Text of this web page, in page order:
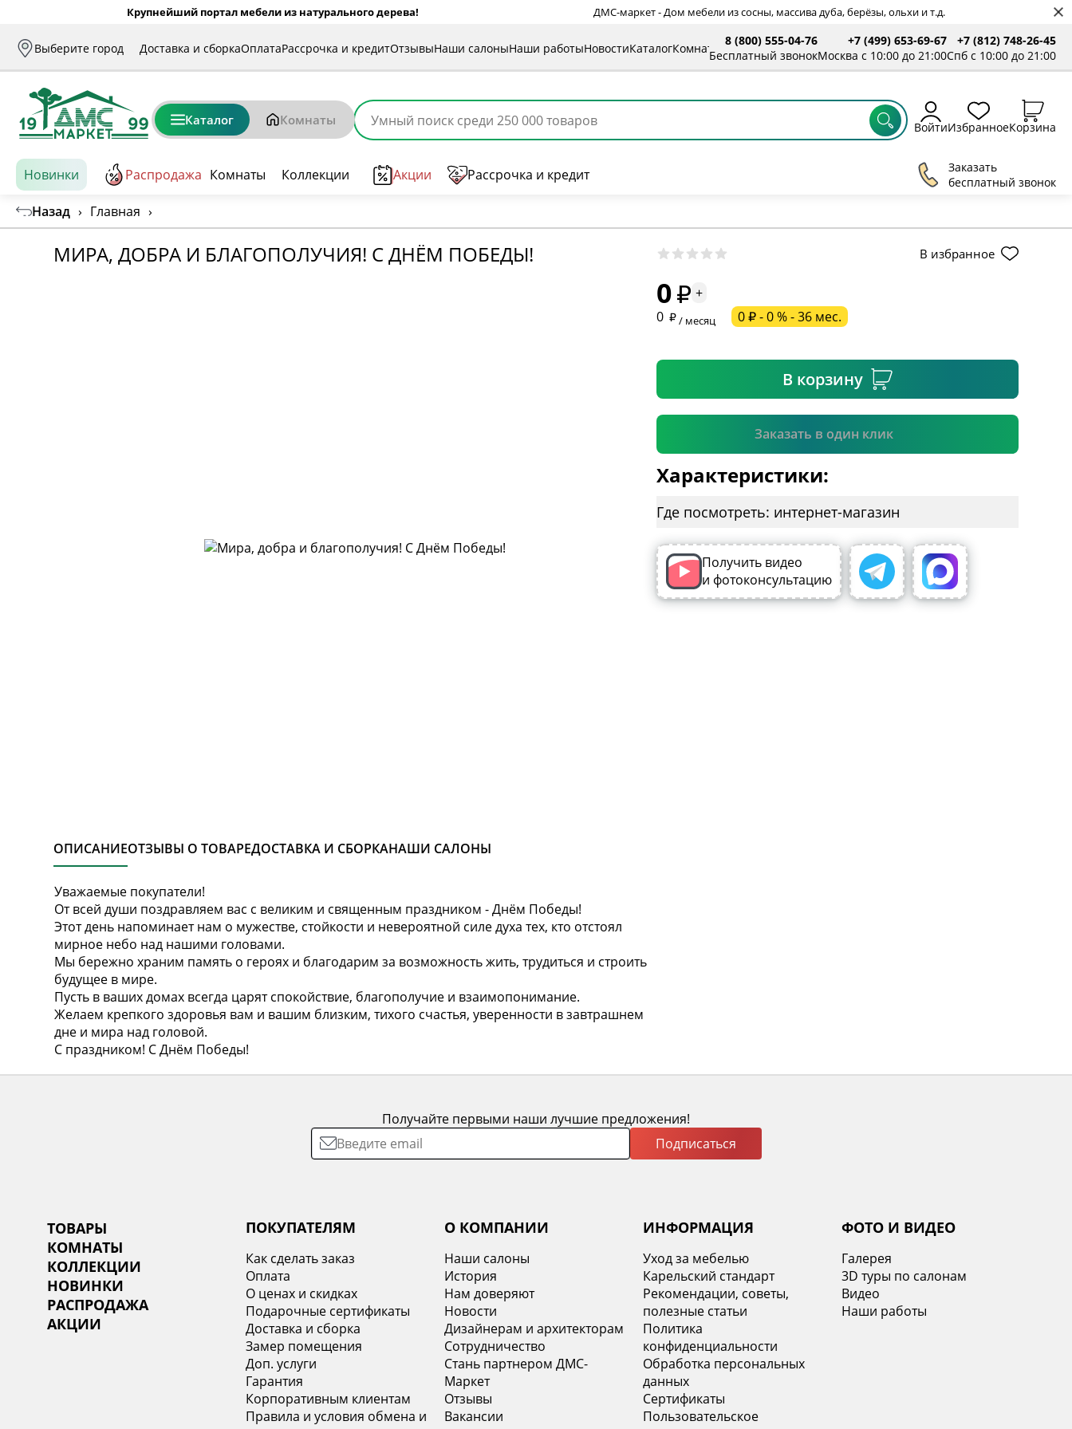
Крупнейший портал мебели из натурального дерева! ДМС-маркет - Дом мебели из сосны, массива дуба, берёзы, ольхи и т.д.
Выберите город Доставка и сборкаОплатаРассрочка и кредитОтзывыНаши салоныНаши работыНовостиКаталогКомнаты
8 (800) 555-04-76
Бесплатный звонок
+7 (499) 653-69-67
Москва с 10:00 до 21:00
+7 (812) 748-26-45
Спб с 10:00 до 21:00
Каталог Комнаты ВойтиИзбранноеКорзина
Новинки Распродажа Комнаты Коллекции Акции Рассрочка и кредит
Заказать
бесплатный звонок
Назад › Главная ›
МИРА, ДОБРА И БЛАГОПОЛУЧИЯ! С ДНЁМ ПОБЕДЫ! В избранное
ОПИСАНИЕОТЗЫВЫ О ТОВАРЕДОСТАВКА И СБОРКАНАШИ САЛОНЫ
Уважаемые покупатели!
От всей души поздравляем вас с великим и священным праздником - Днём Победы!
Этот день напоминает нам о мужестве, стойкости и невероятной силе духа тех, кто отстоял
мирное небо над нашими головами.
Мы бережно храним память о героях и благодарим за возможность жить, трудиться и строить
будущее в мире.
Пусть в ваших домах всегда царят спокойствие, благополучие и взаимопонимание.
Желаем крепкого здоровья вам и вашим близким, тихого счастья, уверенности в завтрашнем
дне и мира над головой.
С праздником! С Днём Победы!
0
+
0
/ месяц 0 ₽ - 0 % - 36 мес.
В корзину
Заказать в один клик
* необязательное поле
Подтвердить
Характеристики:
Где посмотреть: интернет-магазин
Получить видео
и фотоконсультацию
Получайте первыми наши лучшие предложения!
Подписаться
ТОВАРЫ
КОМНАТЫ
КОЛЛЕКЦИИ
НОВИНКИ
РАСПРОДАЖА
АКЦИИ
ПОКУПАТЕЛЯМ
Как сделать заказ
Оплата
О ценах и скидках
Подарочные сертификаты
Доставка и сборка
Замер помещения
Доп. услуги
Гарантия
Корпоративным клиентам
Правила и условия обмена и
О КОМПАНИИ
Наши салоны
История
Нам доверяют
Новости
Дизайнерам и архитекторам
Сотрудничество
Стань партнером ДМС-
Маркет
Отзывы
Вакансии
ИНФОРМАЦИЯ
Уход за мебелью
Карельский стандарт
Рекомендации, советы,
полезные статьи
Политика
конфиденциальности
Обработка персональных
данных
Сертификаты
Пользовательское
ФОТО И ВИДЕО
Галерея
3D туры по салонам
Видео
Наши работы